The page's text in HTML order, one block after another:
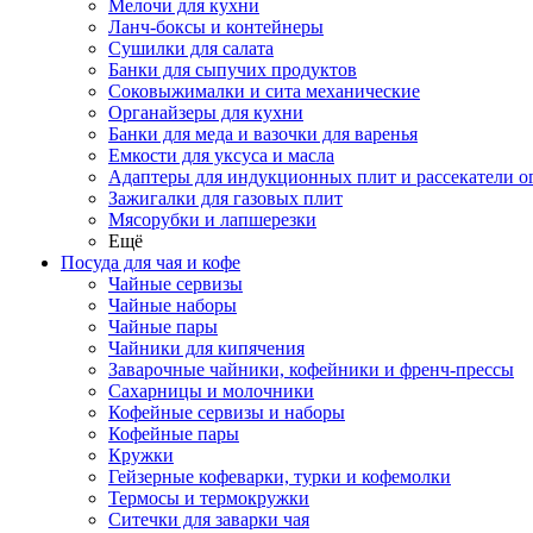
Мелочи для кухни
Ланч-боксы и контейнеры
Сушилки для салата
Банки для сыпучих продуктов
Соковыжималки и сита механические
Органайзеры для кухни
Банки для меда и вазочки для варенья
Емкости для уксуса и масла
Адаптеры для индукционных плит и рассекатели
Зажигалки для газовых плит
Мясорубки и лапшерезки
Ещё
Посуда для чая и кофе
Чайные сервизы
Чайные наборы
Чайные пары
Чайники для кипячения
Заварочные чайники, кофейники и френч-прессы
Сахарницы и молочники
Кофейные сервизы и наборы
Кофейные пары
Кружки
Гейзерные кофеварки, турки и кофемолки
Термосы и термокружки
Ситечки для заварки чая